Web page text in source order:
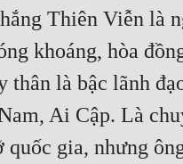
Thiên Viễn là
khoáng, hòa
thân là bậc lãnh
Ai Cập. Là
quốc gia, nhưng